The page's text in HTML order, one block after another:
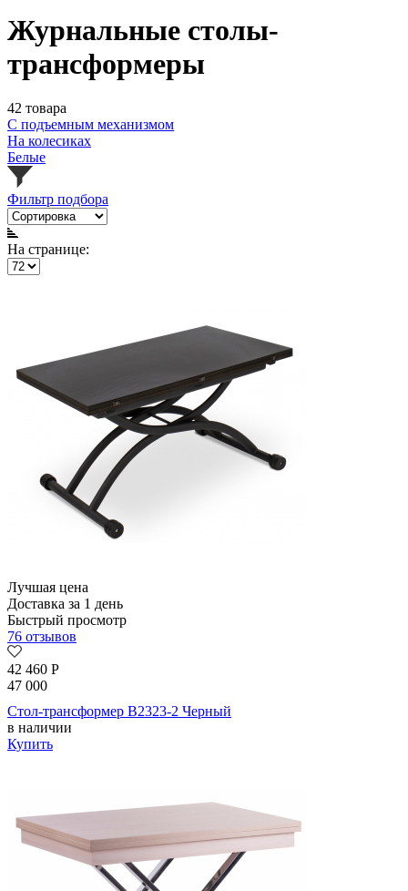
Журнальные столы-
трансформеры
42 товара
С подъемным механизмом
На колесиках
Белые
Фильтр подбора
На странице:
Лучшая цена
Доставка за 1 день
Быстрый просмотр
76 отзывов
42 460 Р
47 000
Стол-трансформер B2323-2 Черный
в наличии
Купить